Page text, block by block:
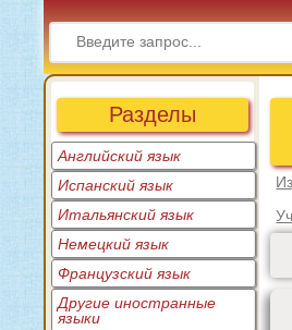
Разделы
Английский язык
Испанский язык
Итальянский язык
Немецкий язык
Французский язык
Другие иностранные
языки